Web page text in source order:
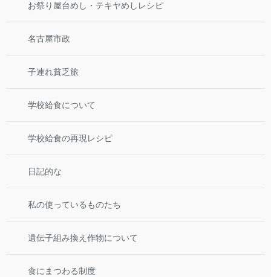
お祭り屋台めし・テキヤめしレシピ
名古屋市政
子連れ貧乏旅
学校給食について
学校給食の再現レシピ
日記的な
私の使っているものたち
遺伝子組み換え作物について
食にまつわる制度